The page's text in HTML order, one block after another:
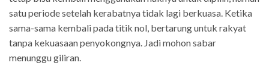
satu periode setelah kerabatnya tidak lagi berkuasa. Ketika
sama-sama kembali pada titik nol, bertarung untuk rakyat
tanpa kekuasaan penyokongnya. Jadi mohon sabar
menunggu giliran.